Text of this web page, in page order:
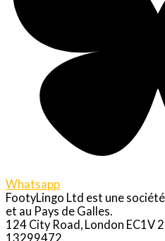
Whatsapp
FootyLingo Ltd est une
et au Pays de Galles.
124 City Road, London EC1V
13299472.